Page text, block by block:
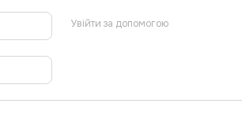
Увійти за допомогою